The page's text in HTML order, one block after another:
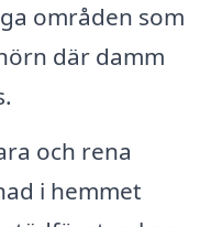
områden som
där damm
och rena
i hemmet